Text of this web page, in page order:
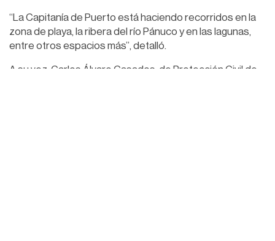
“La Capitanía de Puerto está haciendo recorridos en la
zona de playa, la ribera del río Pánuco y en las lagunas,
entre otros espacios más”, detalló.
A su vez, Carlos Álvaro Casados, de Protección Civil de